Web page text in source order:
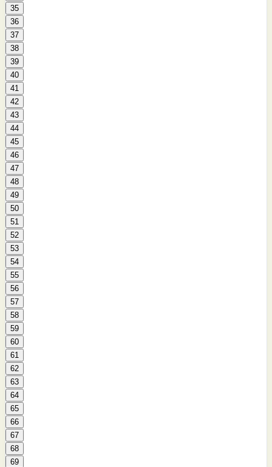
35
36
37
38
39
40
41
42
43
44
45
46
47
48
49
50
51
52
53
54
55
56
57
58
59
60
61
62
63
64
65
66
67
68
69